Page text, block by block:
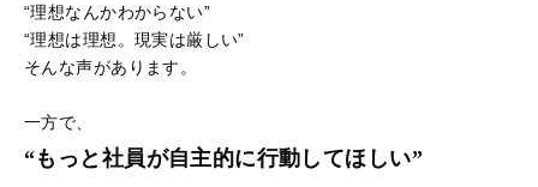
“理想なんかわからない”
“理想は理想。現実は厳しい”
そんな声があります。
一方で、
“もっと社員が自主的に行動してほしい”